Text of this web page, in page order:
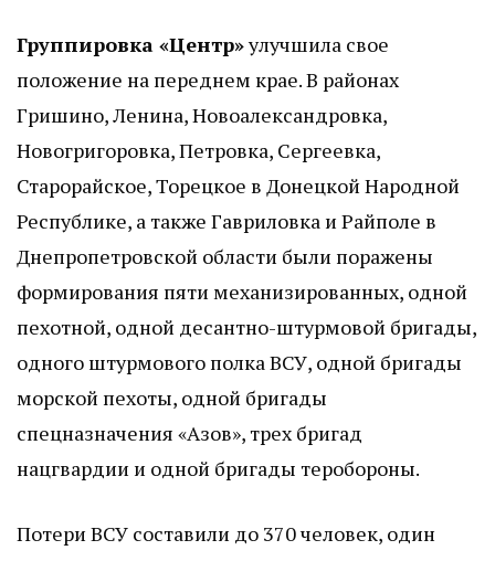
Группировка «Центр»улучшила свое
положение на переднем крае. В районах
Гришино, Ленина, Новоалександровка,
Новогригоровка, Петровка, Сергеевка,
Старорайское, Торецкое в Донецкой Народной
Республике, а также Гавриловка и Райполе в
Днепропетровской области были поражены
формирования пяти механизированных, одной
пехотной, одной десантно-штурмовой бригады,
одного штурмового полка ВСУ, одной бригады
морской пехоты, одной бригады
спецназначения «Азов», трех бригад
нацгвардии и одной бригады теробороны.
Потери ВСУ составили до 370 человек, один